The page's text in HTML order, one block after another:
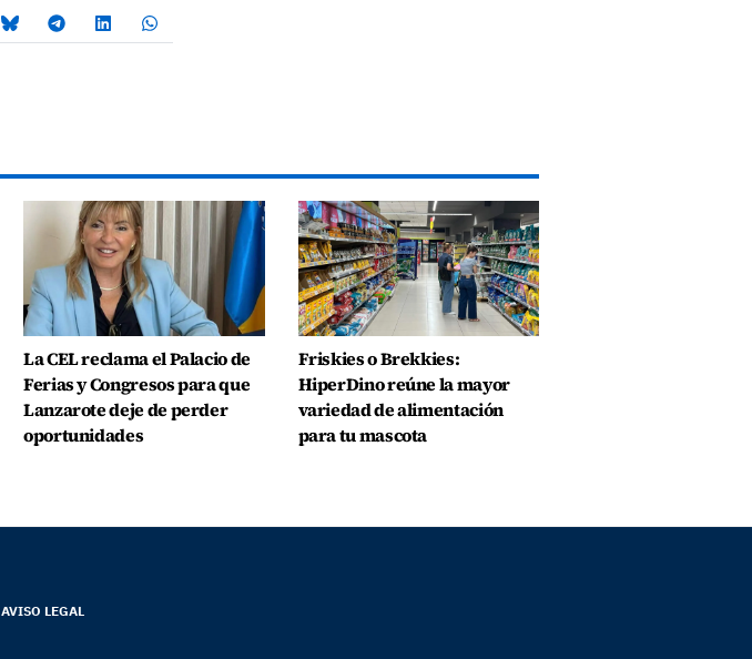
La CEL reclama el Palacio de
Ferias y Congresos para que
Lanzarote deje de perder
oportunidades
Friskies o Brekkies:
HiperDino reúne la mayor
variedad de alimentación
para tu mascota
AVISO LEGAL